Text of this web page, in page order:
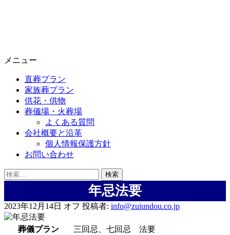
メニュー
直葬プラン
家族葬プラン
供花・供物
葬儀場・火葬場
よくある質問
会社概要と沿革
個人情報保護方針
お問い合わせ
検
索:
年忌法要
2023年12月14日 オフ 投稿者: info@zuiundou.co.jp
葬儀プラン
三回忌、七回忌 法要